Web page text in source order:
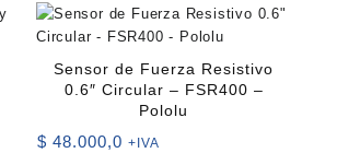
Sensor de Fuerza Resistivo
0.6″ Circular – FSR400 –
Pololu
$ 48.000,0 +IVA